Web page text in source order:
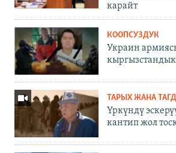
карайт
КООПСУЗДУК
Украин
ТАРЫХ ЖАНА
Үркүндү
кантип жол